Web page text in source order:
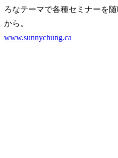
ろなテーマで各種セミナーを
から。
www.sunnychung.ca